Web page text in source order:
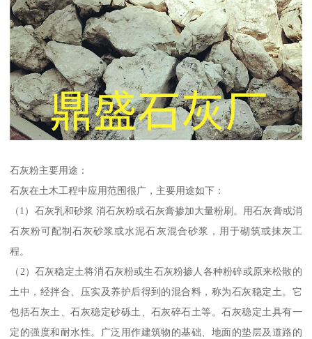
石灰粉主要用途：
石灰在土木工程中应用范围很广，主要用途如下：
（1）石灰乳和砂浆 消石灰粉或石灰膏掺加大量粉刷。用石灰膏或消
石灰粉可配制石灰砂浆或水泥石灰混合砂浆，用于砌筑或抹灰工
程。
（2）石灰稳定土将消石灰粉或生石灰粉掺人各种粉碎或原来松散的
土中，经拌合、压实及养护后得到的混合料，称为石灰稳定土。它
包括石灰土、石灰稳定砂砾土、石灰碎石土等。石灰稳定土具有一
定的强度和耐水性。广泛用作建筑物的基础、地面的垫层及道路的